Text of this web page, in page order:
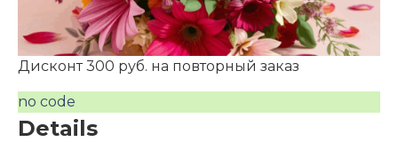
Дисконт 300 руб. на повторный заказ
no code
Details